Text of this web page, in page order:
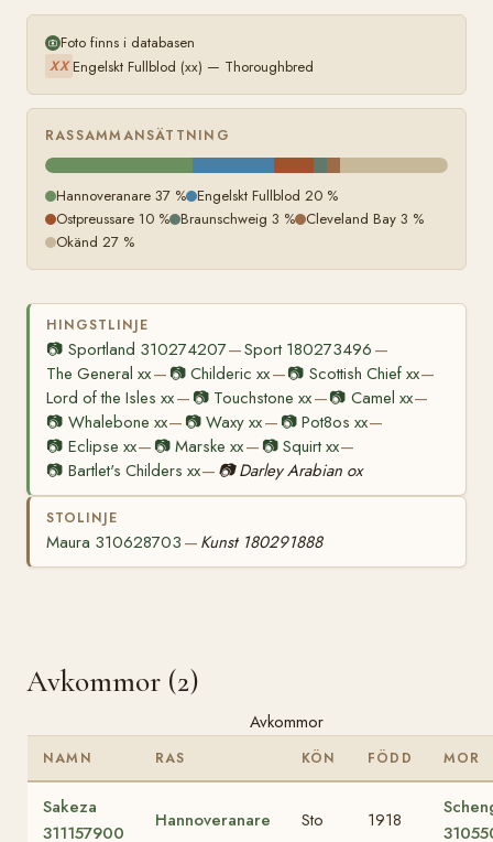
Foto finns i databasen
XX Engelskt Fullblod (xx) — Thoroughbred
RASSAMMANSÄTTNING
Hannoveranare 37 % Engelskt Fullblod 20 %
Ostpreussare 10 % Braunschweig 3 % Cleveland Bay 3 %
Okänd 27 %
HINGSTLINJE
📷 Sportland 310274207—Sport 180273496 —
The General xx— 📷Childeric xx—📷 Scottish Chief xx—
Lord of the Isles xx— 📷 Touchstone xx—📷 Camel xx—
📷 Whalebone xx— 📷Waxy xx— 📷 Pot8os xx—
📷 Eclipse xx— 📷Marske xx— 📷 Squirt xx—
📷 Bartlet's Childers xx— 📷 Darley Arabian ox
STOLINJE
Maura 310628703 — Kunst 180291888
Avkommor (2)
Avkommor
NAMN RAS KÖN FÖDD MOR
Sakeza
311157900
Hannoveranare Sto 1918